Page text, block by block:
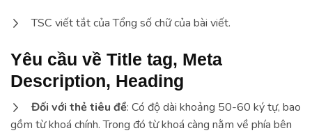
TSC viết tắt của Tổng số chữ của bài viết.
Yêu cầu về Title tag, Meta
Description, Heading
Đối với thẻ tiêu đề: Có độ dài khoảng 50-60 ký tự, bao
gồm từ khoá chính. Trong đó từ khoá càng nằm về phía bên